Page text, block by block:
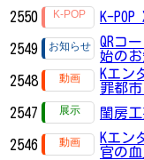
2550 K-
2549
QRコ
始の
2548
Kエン
罪都市
2547 閨房
2546
Kエン
官の血